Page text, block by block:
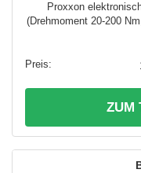
Proxxon
(Drehmoment 20-200
ZUM